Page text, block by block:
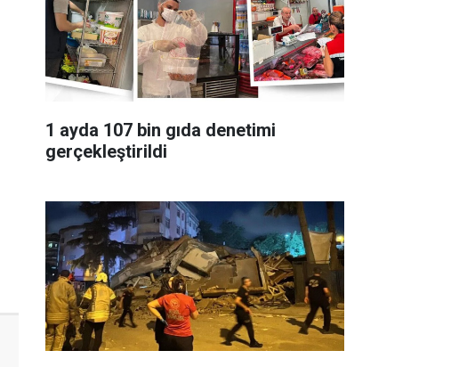
1 ayda 107 bin gıda denetimi
gerçekleştirildi